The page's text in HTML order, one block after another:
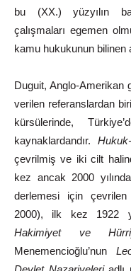
bu (XX.) yüzyılın
çalışmaları egemen
kamu hukukunun bilinen
Duguit, Anglo-Amerikan
verilen referanslardan
kürsülerinde,
kaynaklardandır.
çevrilmiş ve iki cilt
kez ancak 2000 yılında
derlemesi
için çevrilen
2000), ilk kez 1922
Hakimiyet ve
Menemencioğlu’nun